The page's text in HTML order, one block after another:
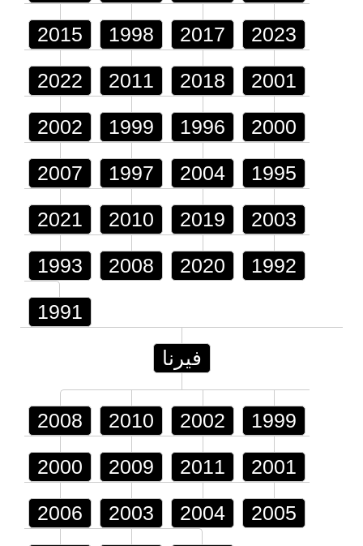
2015 1998 2017 2023
2022 2011 2018 2001
2002 1999 1996 2000
2007 1997 2004 1995
2021 2010 2019 2003
1993 2008 2020 1992
1991
فيرنا
2008 2010 2002 1999
2000 2009 2011 2001
2006 2003 2004 2005